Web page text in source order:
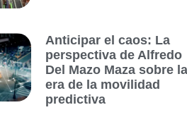
Anticipar el caos: La
perspectiva de Alfredo
Del Mazo Maza sobre la
era de la movilidad
predictiva